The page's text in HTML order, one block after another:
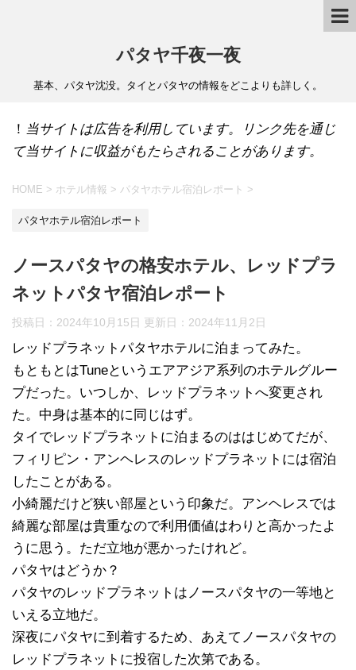
パタヤ千夜一夜
基本、パタヤ沈没。タイとパタヤの情報をどこよりも詳しく。
！ 当サイトは広告を利用しています。リンク先を通じ
て当サイトに収益がもたらされることがあります。
HOME > ホテル情報 > パタヤホテル宿泊レポート >
パタヤホテル宿泊レポート
ノースパタヤの格安ホテル、レッドプラ
ネットパタヤ宿泊レポート
投稿日：2024年10月15日 更新日： 2024年11月2日
レッドプラネットパタヤホテルに泊まってみた。
もともとはTuneというエアアジア系列のホテルグルー
プだった。いつしか、レッドプラネットへ変更され
た。中身は基本的に同じはず。
タイでレッドプラネットに泊まるのははじめてだが、
フィリピン・アンヘレスのレッドプラネットには宿泊
したことがある。
小綺麗だけど狭い部屋という印象だ。アンヘレスでは
綺麗な部屋は貴重なので利用価値はわりと高かったよ
うに思う。ただ立地が悪かったけれど。
パタヤはどうか？
パタヤのレッドプラネットはノースパタヤの一等地と
いえる立地だ。
深夜にパタヤに到着するため、あえてノースパタヤの
レッドプラネットに投宿した次第である。